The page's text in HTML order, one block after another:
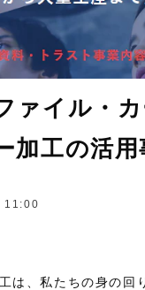
ァイル・
加工の活
11:00
は、私たちの身の回